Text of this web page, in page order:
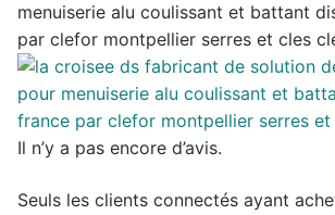
menuiserie alu coulissant et battant
par clefor montpellier serres et cles
Il n’y a pas encore d’avis.
Seuls les clients connectés ayant